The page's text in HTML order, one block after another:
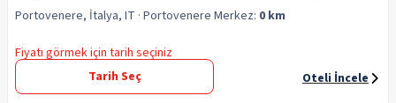
Portovenere, İtalya, IT · Portovenere Merkez: 0 km
Fiyatı görmek için tarih seçiniz
Tarih Seç
Oteli İncele